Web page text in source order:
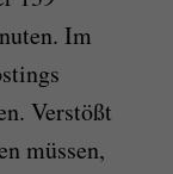
Im
Verstößt
müssen,